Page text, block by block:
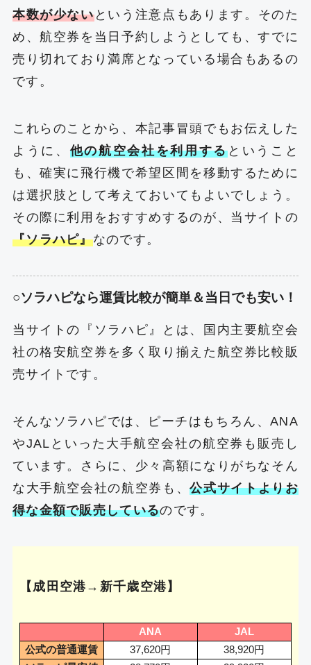
本数が少ないという注意点もあります。そのた
め、航空券を当日予約しようとしても、すでに
売り切れており満席となっている場合もあるの
です。
これらのことから、本記事冒頭でもお伝えした
ように、 他の航空会社を利用するということ
も、確実に飛行機で希望区間を移動するために
は選択肢として考えておいてもよいでしょう。
その際に利用をおすすめするのが、当サイトの
『ソラハピ』なのです。
○ソラハピなら運賃比較が簡単＆当日でも安い！
当サイトの『ソラハピ』とは、国内主要航空会
社の格安航空券を多く取り揃えた航空券比較販
売サイトです。
そんなソラハピでは、ピーチはもちろん、ANA
やJALといった大手航空会社の航空券も販売し
ています。さらに、少々高額になりがちなそん
な大手航空会社の航空券も、公式サイトよりお
得な金額で販売しているのです。
【成田空港→新千歳空港】
ANA
JAL
公式の普通運賃
37,620円
38,920円